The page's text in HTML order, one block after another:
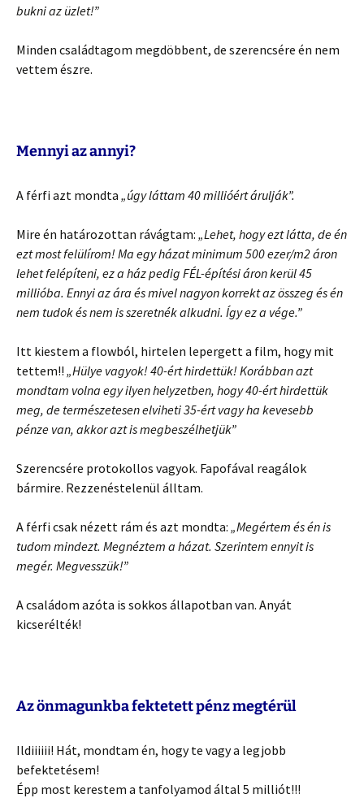
bukni az üzlet!”
Minden családtagom megdöbbent, de szerencsére én nem
vettem észre.
Mennyi az annyi?
A férfi azt mondta „úgy láttam 40 millióért árulják”.
Mire én határozottan rávágtam: „Lehet, hogy ezt látta, de én
ezt most felülírom! Ma egy házat minimum 500 ezer/m2 áron
lehet felépíteni, ez a ház pedig FÉL-építési áron kerül 45
millióba. Ennyi az ára és mivel nagyon korrekt az összeg és én
nem tudok és nem is szeretnék alkudni. Így ez a vége.”
Itt kiestem a flowból, hirtelen lepergett a film, hogy mit
tettem!! „Hülye vagyok! 40-ért hirdettük! Korábban azt
mondtam volna egy ilyen helyzetben, hogy 40-ért hirdettük
meg, de természetesen elviheti 35-ért vagy ha kevesebb
pénze van, akkor azt is megbeszélhetjük”
Szerencsére protokollos vagyok. Fapofával reagálok
bármire. Rezzenéstelenül álltam.
A férfi csak nézett rám és azt mondta: „Megértem és én is
tudom mindezt. Megnéztem a házat. Szerintem ennyit is
megér. Megvesszük!”
A családom azóta is sokkos állapotban van. Anyát
kicserélték!
Az önmagunkba fektetett pénz megtérül
Ildiiiiii! Hát, mondtam én, hogy te vagy a legjobb
befektetésem!
Épp most kerestem a tanfolyamod által 5 milliót!!!